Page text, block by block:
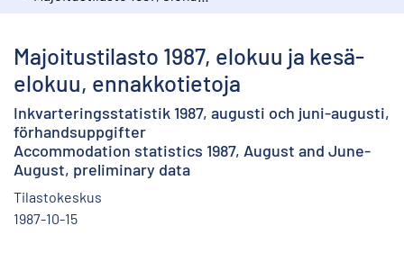
Majoitustilasto 1987, elokuu ja kesä-
elokuu, ennakkotietoja
Inkvarteringsstatistik 1987, augusti och juni-augusti,
förhandsuppgifter
Accommodation statistics 1987, August and June-
August, preliminary data
Tilastokeskus
1987-10-15